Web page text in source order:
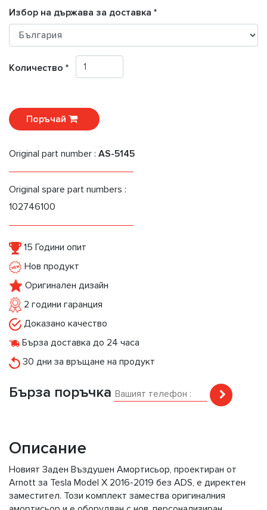
Избор на държава за доставка *
Количество *
Поръчай
Original part number : AS-5145
Original spare part numbers :
102746100
15 Години опит
Нов продукт
Оригинален дизайн
2 години гаранция
Доказано качество
Бърза доставка до 24 часа
30 дни за връщане на продукт
Бърза поръчка
Описание
Новият Задeн Въздушен Амортисьор, проектиран от
Arnott за Tesla Model X 2016-2019 без ADS, е директен
заместител. Този комплект замества оригиналния